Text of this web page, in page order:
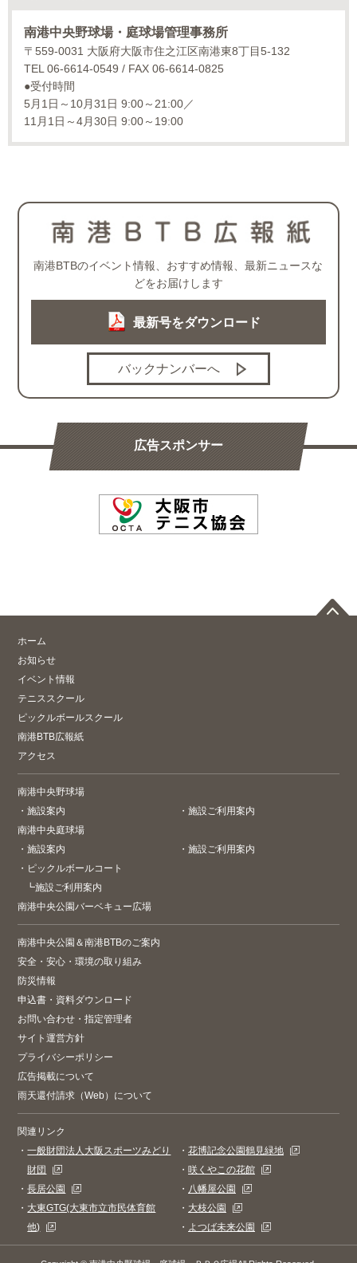
南港中央野球場・庭球場管理事務所
〒559-0031 大阪府大阪市住之江区南港東8丁目5-132
TEL 06-6614-0549 / FAX 06-6614-0825
●受付時間
5月1日～10月31日 9:00～21:00／
11月1日～4月30日 9:00～19:00
南港BTBのイベント情報、おすすめ情報、最新ニュースな
どをお届けします
最新号をダウンロード
バックナンバーへ
広告スポンサー
ホーム
お知らせ
イベント情報
テニススクール
ピックルボールスクール
南港BTB広報紙
アクセス
南港中央野球場
・施設案内 ・ 施設ご利用案内
南港中央庭球場
・施設案内 ・ 施設ご利用案内
・ ピックルボールコート
┗施設ご利用案内
南港中央公園バーベキュー広場
南港中央公園＆南港BTBのご案内
安全・安心・環境の取り組み
防災情報
申込書・資料ダウンロード
お問い合わせ・指定管理者
サイト運営方針
プライバシーポリシー
広告掲載について
雨天還付請求（Web）について
関連リンク
・一般財団法人大阪スポーツみどり
財団
・ 花博記念公園鶴見緑地
・ 咲くやこの花館
・長居公園 ・ 八幡屋公園
・ 大東GTG(大東市立市民体育館
他)
・ 大枝公園
・ よつば未来公園